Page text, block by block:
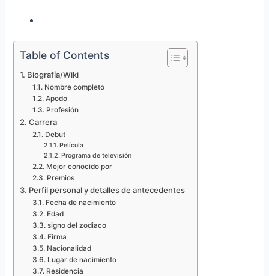
Table of Contents
Biografía/Wiki
Nombre completo
Apodo
Profesión
Carrera
Debut
Película
Programa de televisión
Mejor conocido por
Premios
Perfil personal y detalles de antecedentes
Fecha de nacimiento
Edad
signo del zodiaco
Firma
Nacionalidad
Lugar de nacimiento
Residencia